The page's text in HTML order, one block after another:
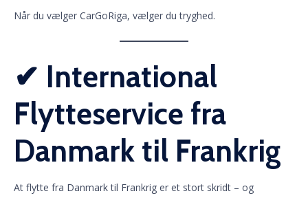
Når du vælger CarGoRiga, vælger du tryghed.
✔ International
Flytteservice fra
Danmark til Frankrig
At flytte fra Danmark til Frankrig er et stort skridt – og